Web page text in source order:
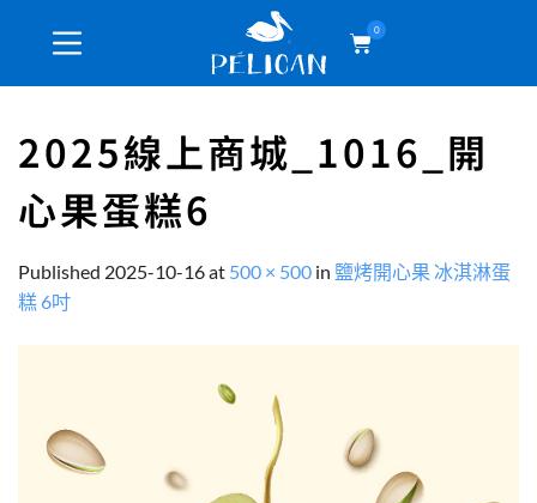
0
2025線上商城_1016_開
心果蛋糕6
Published 2025-10-16at 500 × 500 in 鹽烤開心果 冰淇淋蛋
糕 6吋